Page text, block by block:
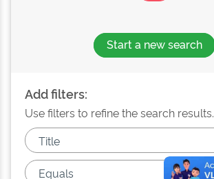
Start a new search
Add filters:
Use filters to refine the search results.